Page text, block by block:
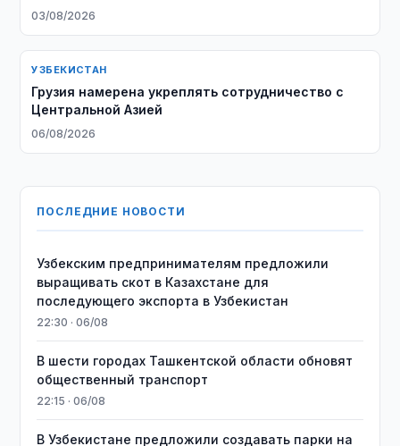
03/08/2026
УЗБЕКИСТАН
Грузия намерена укреплять сотрудничество с
Центральной Азией
06/08/2026
ПОСЛЕДНИЕ НОВОСТИ
Узбекским предпринимателям предложили
выращивать скот в Казахстане для
последующего экспорта в Узбекистан
22:30 · 06/08
В шести городах Ташкентской области обновят
общественный транспорт
22:15 · 06/08
В Узбекистане предложили создавать парки на